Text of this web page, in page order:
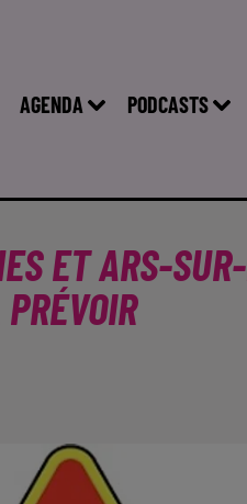
AGENDA PODCASTS
ET ARS-